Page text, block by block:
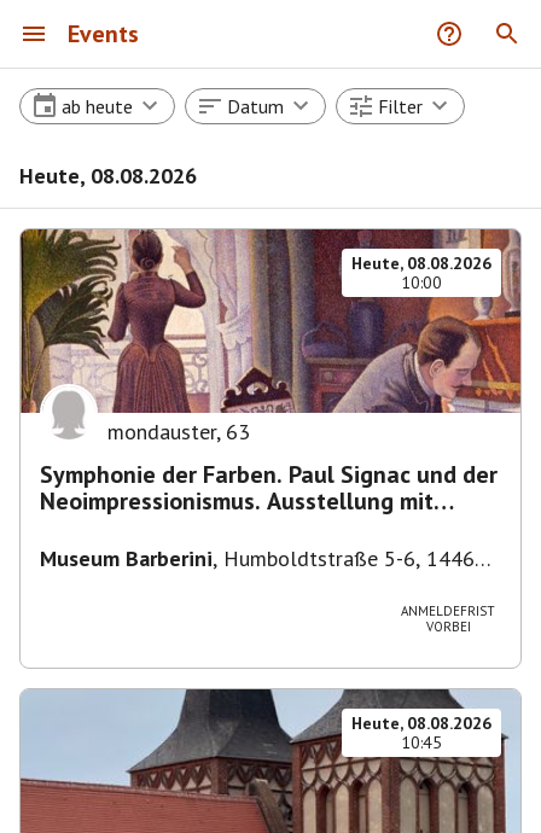
Events
ab heute Datum Filter
Heute, 08.08.2026
Heute, 08.08.2026
10:00
mondauster, 63
Symphonie der Farben. Paul Signac und der
Neoimpressionismus. Ausstellung mit
Museum Barberini, Humboldtstraße 5-6, 14467
ANMELDEFRIST
VORBEI
Heute, 08.08.2026
10:45